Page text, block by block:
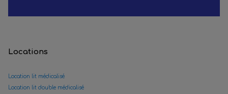
Locations
Location lit médicalisé
Location lit double médicalisé